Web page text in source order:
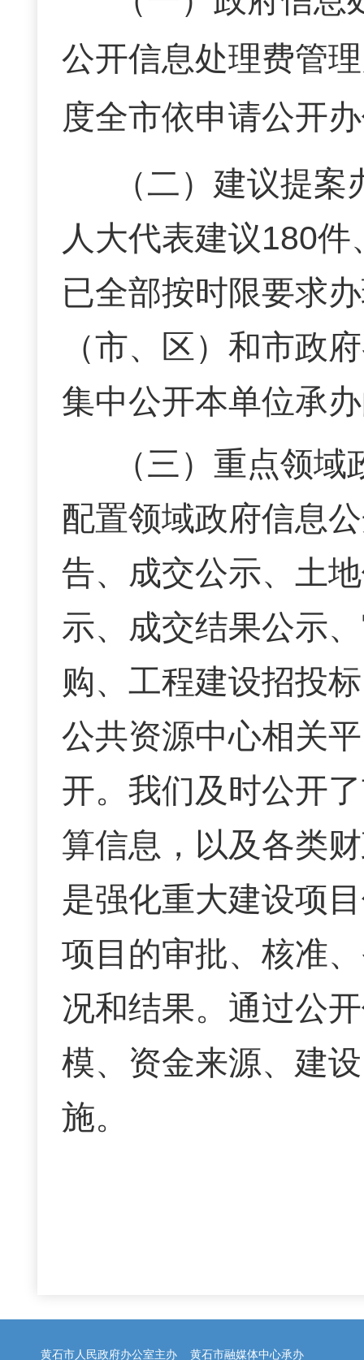
公开信息处理费管
度全市依申请公开
（二）建议提
人大代表建议180
已全部按时限要求
（市、区）和市政
集中公开本单位承
（三）重点领
配置领域政府信息
告、成交公示、土
示、成交结果公示
购、工程建设招投
公共资源中心相关
开。 我们及时公开
算信息 ，以及各类
是强化重大建设项
项目的审批、核准
况和结果。通过公
模、资金来源、建
施。
黄石市人民政府办公室主办 黄石市融媒体中心承办